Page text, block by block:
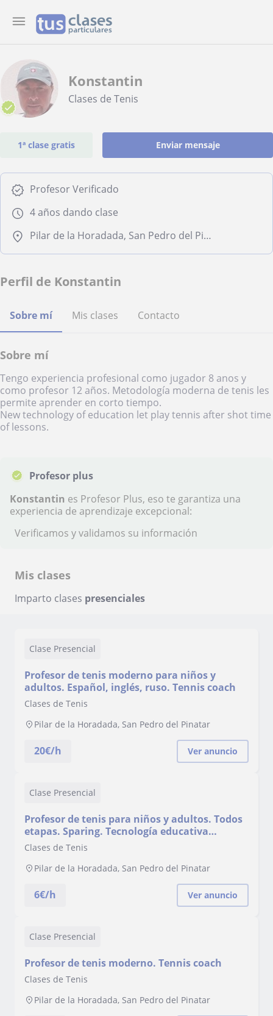
Konstantin
Clases de Tenis
1ª clase gratis Enviar mensaje
Profesor Verificado
4 años dando clase
Pilar de la Horadada, San Pedro del Pinatar
Perfil de Konstantin
Sobre mí Mis clases Contacto
Sobre mí
Tengo experiencia profesional como jugador 8 anos y
como profesor 12 años. Metodología moderna de tenis les
permite aprender en corto tiempo.
New technology of education let play tennis after shot time
of lessons.
Profesor plus
Konstantin es Profesor Plus, eso te garantiza una
experiencia de aprendizaje excepcional:
Verificamos y validamos su información
Mis clases
Imparto clases presenciales
Clase Presencial
Profesor de tenis moderno para niños y
adultos. Español, inglés, ruso. Tennis coach
Clases de Tenis
Pilar de la Horadada, San Pedro del Pinatar
20€/h Ver anuncio
Clase Presencial
Profesor de tenis para niños y adultos. Todos
etapas. Sparing. Tecnología educativa
moderna. Español, inglés y ruso. Tennis coach
Clases de Tenis
Pilar de la Horadada, San Pedro del Pinatar
6€/h Ver anuncio
Clase Presencial
Profesor de tenis moderno. Tennis coach
Clases de Tenis
Pilar de la Horadada, San Pedro del Pinatar